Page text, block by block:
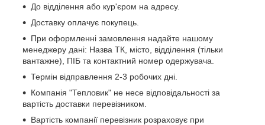
До відділення або кур'єром на адресу.
Доставку оплачує покупець.
При оформленні замовлення надайте нашому
менеджеру дані: Назва ТК, місто, відділення (тільки
вантажне), ПІБ та контактний номер одержувача.
Термін відправлення 2-3 робочих дні.
Компанія "Тепловик" не несе відповідальності за
вартість доставки перевізником.
Вартість компанії перевізник розраховує при